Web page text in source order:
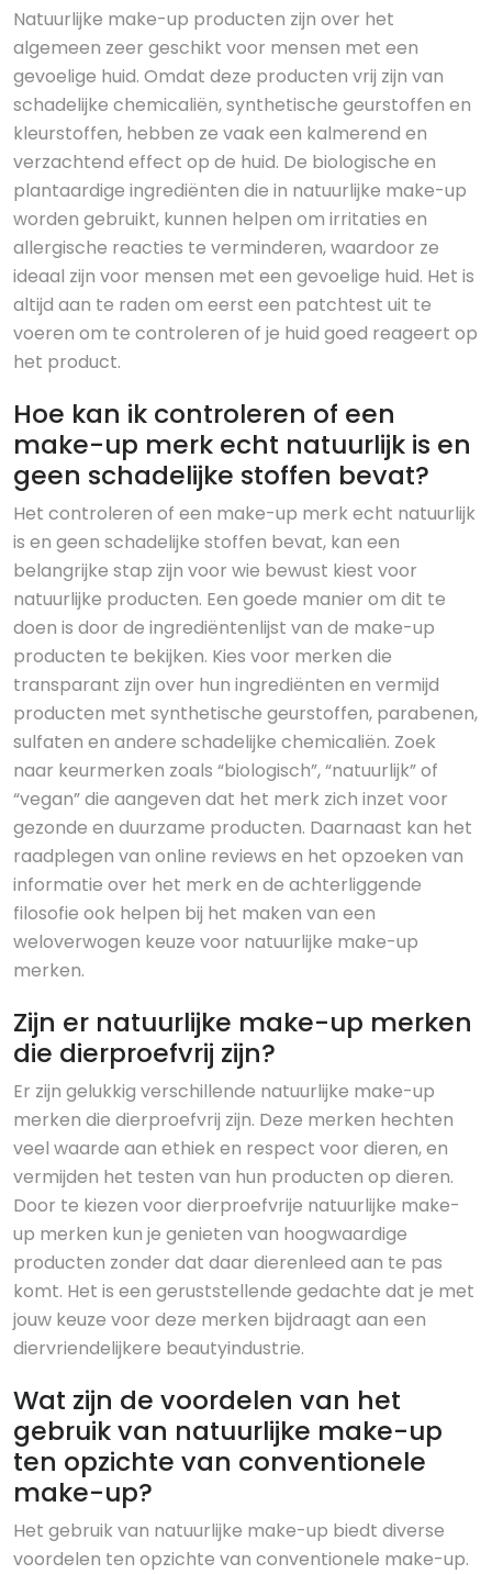
Natuurlijke make-up producten zijn over het
algemeen zeer geschikt voor mensen met een
gevoelige huid. Omdat deze producten vrij zijn van
schadelijke chemicaliën, synthetische geurstoffen en
kleurstoffen, hebben ze vaak een kalmerend en
verzachtend effect op de huid. De biologische en
plantaardige ingrediënten die in natuurlijke make-up
worden gebruikt, kunnen helpen om irritaties en
allergische reacties te verminderen, waardoor ze
ideaal zijn voor mensen met een gevoelige huid. Het is
altijd aan te raden om eerst een patchtest uit te
voeren om te controleren of je huid goed reageert op
het product.
Hoe kan ik controleren of een
make-up merk echt natuurlijk is en
geen schadelijke stoffen bevat?
Het controleren of een make-up merk echt natuurlijk
is en geen schadelijke stoffen bevat, kan een
belangrijke stap zijn voor wie bewust kiest voor
natuurlijke producten. Een goede manier om dit te
doen is door de ingrediëntenlijst van de make-up
producten te bekijken. Kies voor merken die
transparant zijn over hun ingrediënten en vermijd
producten met synthetische geurstoffen, parabenen,
sulfaten en andere schadelijke chemicaliën. Zoek
naar keurmerken zoals “biologisch”, “natuurlijk” of
“vegan” die aangeven dat het merk zich inzet voor
gezonde en duurzame producten. Daarnaast kan het
raadplegen van online reviews en het opzoeken van
informatie over het merk en de achterliggende
filosofie ook helpen bij het maken van een
weloverwogen keuze voor natuurlijke make-up
merken.
Zijn er natuurlijke make-up merken
die dierproefvrij zijn?
Er zijn gelukkig verschillende natuurlijke make-up
merken die dierproefvrij zijn. Deze merken hechten
veel waarde aan ethiek en respect voor dieren, en
vermijden het testen van hun producten op dieren.
Door te kiezen voor dierproefvrije natuurlijke make-
up merken kun je genieten van hoogwaardige
producten zonder dat daar dierenleed aan te pas
komt. Het is een geruststellende gedachte dat je met
jouw keuze voor deze merken bijdraagt aan een
diervriendelijkere beautyindustrie.
Wat zijn de voordelen van het
gebruik van natuurlijke make-up
ten opzichte van conventionele
make-up?
Het gebruik van natuurlijke make-up biedt diverse
voordelen ten opzichte van conventionele make-up.